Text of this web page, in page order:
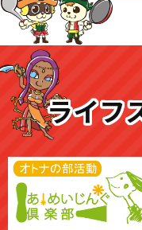
ライフ